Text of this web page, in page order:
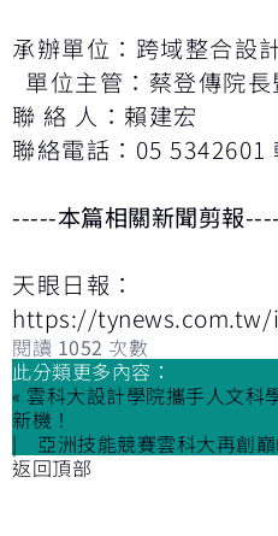
承辦單位：跨域整合設
單位主管：蔡登傳院
聯 絡 人：賴建宏
聯絡電話：05 5342601
-----本篇相關新聞剪報
天眼日報：
https://
閱讀 1052 次數
此分類更多內容：
« 雲科大設計學院攜手人文科
新機！
亞洲技能競賽雲科大再創
返回頂部